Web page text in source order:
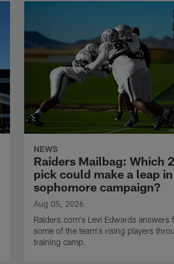
NEWS
Raiders Mailbag: Which
pick could make a leap
sophomore campaign?
Aug 05, 2026
Raiders.com's Levi Edwards answers
some of the team's rising players
training camp.